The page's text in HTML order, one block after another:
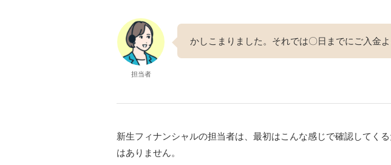
担当者
かしこまりました。それでは〇日までにご入金よ
新生フィナンシャルの担当者は、最初はこんな感じで確認してく
はありません。